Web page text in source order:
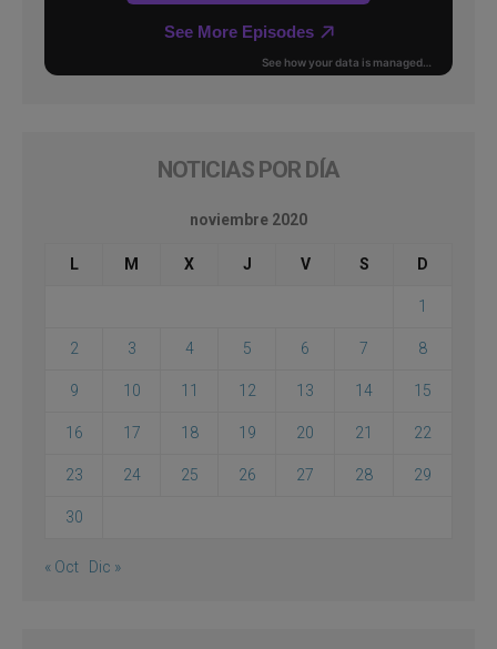
NOTICIAS POR DÍA
noviembre 2020
L M X J V S D
1
2 3 4 5 6 7 8
9 10 11 12 13 14 15
16 17 18 19 20 21 22
23 24 25 26 27 28 29
30
« Oct Dic »